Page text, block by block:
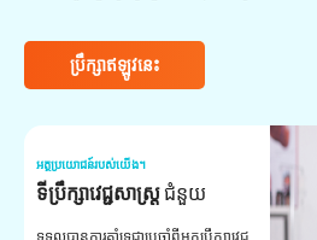
ប្រឹក្សាឥឡូវនេះ
អត្ថប្រយោជន៍របស់យើង។
ទីប្រឹក្សាវេជ្ជសាស្ត្រជំនួយ
ទទួលបានការគាំទ្រជាប្រចាំពីអ្នកប្រឹក្សាវេជ្ជ